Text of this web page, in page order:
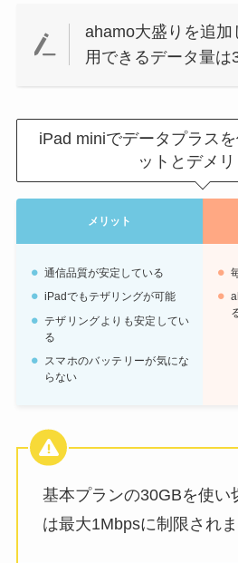
ahamo大盛りを追加
用できるデータ量は
iPad miniでデータプラス
ットとデメリ
メリット
通信品質が安定している
iPadでもテザリングが可能
テザリングよりも安定してい
る
スマホのバッテリーが気にな
らない
基本プランの30GBを使い
は最大1Mbpsに制限されま